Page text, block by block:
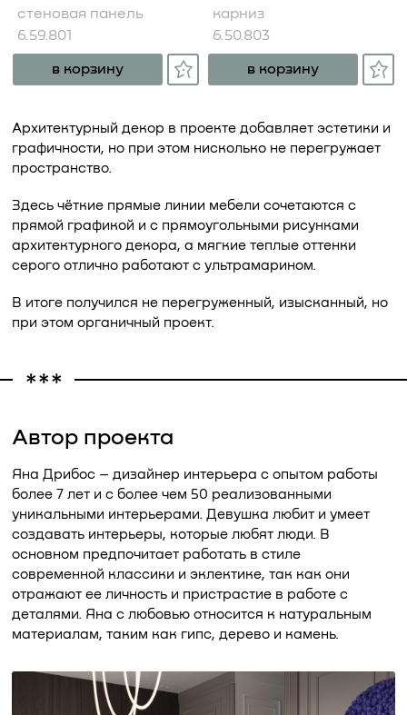
стеновая панель
6.59.801
в корзину
карниз
6.50.803
в корзину
Архитектурный декор в проекте добавляет эстетики и
графичности, но при этом нисколько не перегружает
пространство.
Здесь чёткие прямые линии мебели сочетаются с
прямой графикой и с прямоугольными рисунками
архитектурного декора, а мягкие теплые оттенки
серого отлично работают с ультрамарином.
В итоге получился не перегруженный, изысканный, но
при этом органичный проект.
Автор проекта
Яна Дрибос – дизайнер интерьера с опытом работы
более 7 лет и с более чем 50 реализованными
уникальными интерьерами. Девушка любит и умеет
создавать интерьеры, которые любят люди. В
основном предпочитает работать в стиле
современной классики и эклектике, так как они
отражают ее личность и пристрастие в работе с
деталями. Яна с любовью относится к натуральным
материалам, таким как гипс, дерево и камень.